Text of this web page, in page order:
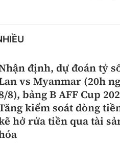
định, dự đoán tỷ
vs Myanmar (20h
8), bảng B AFF Cup
kiểm soát dòng
hở rửa tiền qua tài